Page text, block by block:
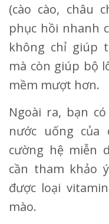
(cào cào, châu
phục hồi nhanh
không chỉ giúp
mà còn giúp bộ
mềm mượt hơn.
Ngoài ra, bạn
nước uống của
cường hệ miễn
cần tham khảo
được loại
mào.